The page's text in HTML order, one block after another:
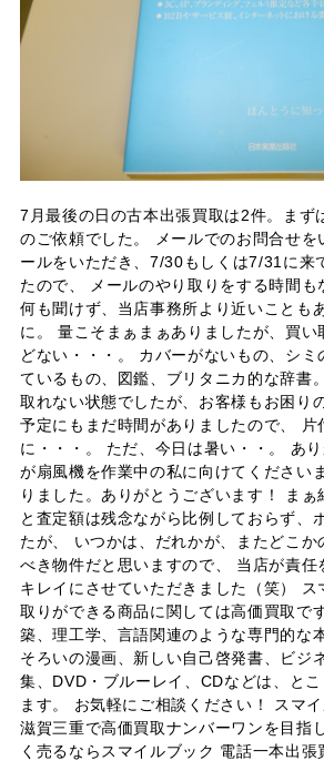
7月最後の日の古本出張買取は2件。まず
のご依頼でした。 メールでのお問合せを
ールをいただき、7/30もしくは7/31に来
たので、 メールのやり取りをする時間も
何も聞けず、当店事務所より近いことも
に。 量こそまぁまぁありましたが、買い
どない・・・。 カバーがないもの、シミ
ているもの、図鑑、ブリタニカ的な辞書
取れない状態でしたが、お客様もお困り
予定にもまだ時間がありましたので、 片
に・・・。 ただ、今日は暑い・・。 あ
が扇風機を作業中の私に向けてください
りました。ありがとうございます！ まぁ
と査定額は残念ながら比例しておらず、
たが、 いつかは、だれかが、またどこか
べき物件だと思いますので、 当店が責任
キレイにさせていただきました（笑） ス
取りができる商品に関しては高価買取で
築、理工学、言語関連のような専門的な
そろいの漫画、新しい自己啓発書、ビジ
集、DVD・ブルーレイ、CDなどは、と
ます。 お気軽にご相談ください！ スマ
滋賀三重で高価買取ナンバーワンを目指
く売るならスマイルブック 電話一本出